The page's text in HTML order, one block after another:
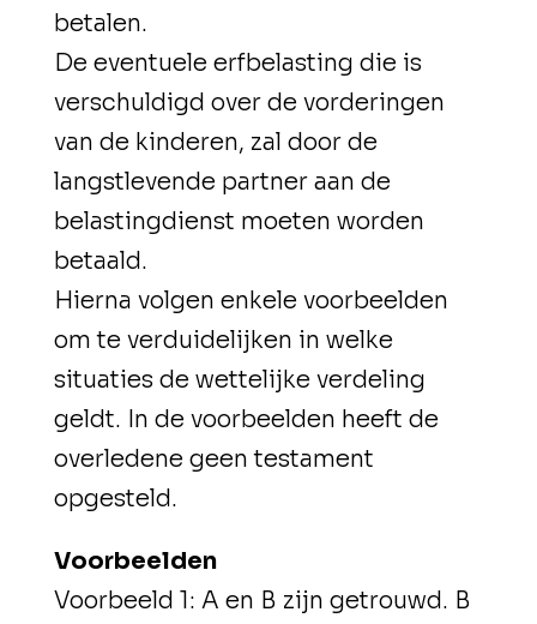
betalen.
De eventuele erfbelasting die is
verschuldigd over de vorderingen
van de kinderen, zal door de
langstlevende partner aan de
belastingdienst moeten worden
betaald.
Hierna volgen enkele voorbeelden
om te verduidelijken in welke
situaties de wettelijke verdeling
geldt. In de voorbeelden heeft de
overledene geen testament
opgesteld.
Voorbeelden
Voorbeeld 1: A en B zijn getrouwd. B